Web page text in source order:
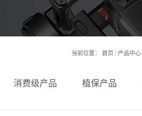
当前位置： 首页 / 产品中心
消费级产品 植保产品